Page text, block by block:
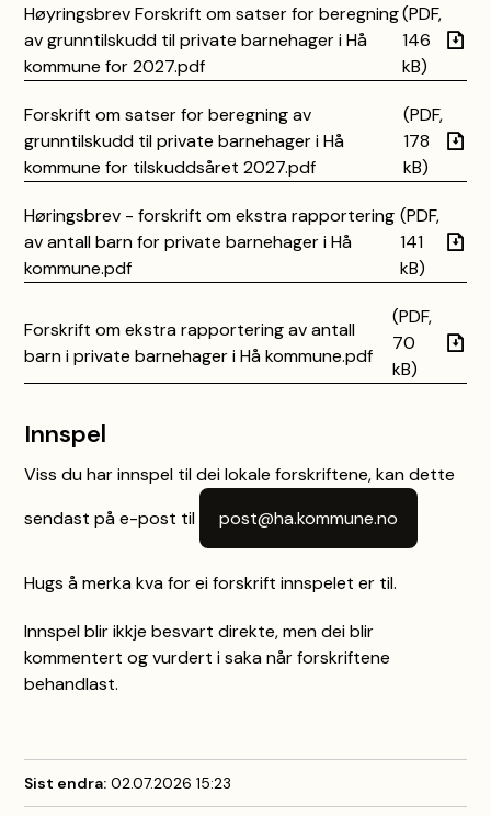
Høyringsbrev Forskrift om satser for beregning
av grunntilskudd til private barnehager i Hå
kommune for 2027.pdf
(PDF,
146
kB)
Forskrift om satser for beregning av
grunntilskudd til private barnehager i Hå
kommune for tilskuddsåret 2027.pdf
(PDF,
178
kB)
Høringsbrev - forskrift om ekstra rapportering
av antall barn for private barnehager i Hå
kommune.pdf
(PDF,
141
kB)
Forskrift om ekstra rapportering av antall
barn i private barnehager i Hå kommune.pdf
(PDF,
70
kB)
Innspel
Viss du har innspel til dei lokale forskriftene, kan dette
sendast på e-post til
post@ha.kommune.no
Hugs å merka kva for ei forskrift innspelet er til.
Innspel blir ikkje besvart direkte, men dei blir
kommentert og vurdert i saka når forskriftene
behandlast.
Sist endra 02.07.2026 15:23